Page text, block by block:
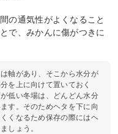
の通気性がよくなること
で、みかんに傷がつきに
軸があり、そこから水分が
を上に向けて置いておく
低い冬場は、どんどん水分
す。そのためヘタを下に向
くなるため保存の際にはヘ
しょう。